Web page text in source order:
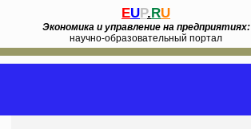
EUP.RU
Экономика и управление на предприятиях:
научно-образовательный портал